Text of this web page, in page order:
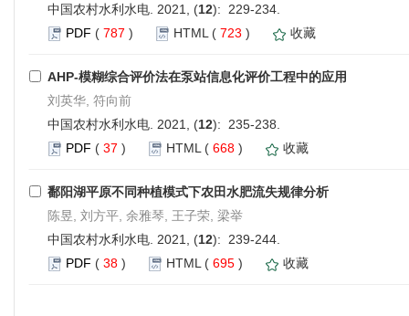
中国农村水利水电. 2021, (12): 229-234.
PDF ( 787 ) HTML ( 723 ) 收藏
AHP-模糊综合评价法在泵站信息化评价工程中的应用
刘英华, 符向前
中国农村水利水电. 2021, (12): 235-238.
PDF ( 37 ) HTML ( 668 ) 收藏
鄱阳湖平原不同种植模式下农田水肥流失规律分析
陈昱, 刘方平, 余雅琴, 王子荣, 梁举
中国农村水利水电. 2021, (12): 239-244.
PDF ( 38 ) HTML ( 695 ) 收藏